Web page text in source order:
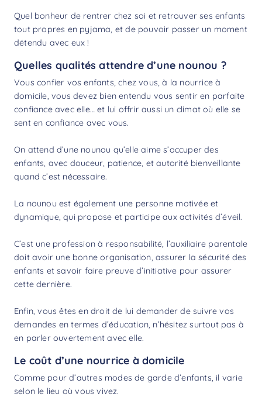
Quel bonheur de rentrer chez soi et retrouver ses enfants
tout propres en pyjama, et de pouvoir passer un moment
détendu avec eux !
Quelles qualités attendre d’une nounou ?
Vous confier vos enfants, chez vous, à la nourrice à
domicile, vous devez bien entendu vous sentir en parfaite
confiance avec elle… et lui offrir aussi un climat où elle se
sent en confiance avec vous.
On attend d’une nounou qu’elle aime s’occuper des
enfants, avec douceur, patience, et autorité bienveillante
quand c’est nécessaire.
La nounou est également une personne motivée et
dynamique, qui propose et participe aux activités d’éveil.
C’est une profession à responsabilité, l’auxiliaire parentale
doit avoir une bonne organisation, assurer la sécurité des
enfants et savoir faire preuve d’initiative pour assurer
cette dernière.
Enfin, vous êtes en droit de lui demander de suivre vos
demandes en termes d’éducation, n’hésitez surtout pas à
en parler ouvertement avec elle.
Le coût d’une nourrice à domicile
Comme pour d’autres modes de garde d’enfants, il varie
selon le lieu où vous vivez.